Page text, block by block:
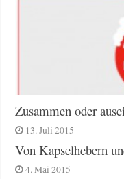
Zusammen oder
13. Juli 2015
Von Kapselhebern
4. Mai 2015